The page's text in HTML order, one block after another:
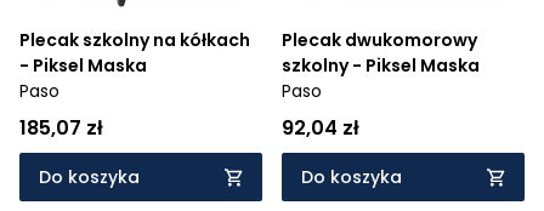
Plecak szkolny na kółkach
- Piksel Maska
Paso
185,07 zł
Do koszyka
Plecak dwukomorowy
szkolny - Piksel Maska
Paso
92,04 zł
Do koszyka